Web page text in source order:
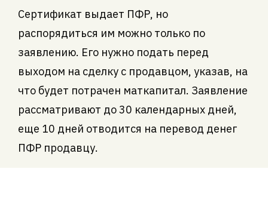
Сертификат выдает ПФР, но
распорядиться им можно только по
заявлению. Его нужно подать перед
выходом на сделку с продавцом, указав, на
что будет потрачен маткапитал. Заявление
рассматривают до 30 календарных дней,
еще 10 дней отводится на перевод денег
ПФР продавцу.